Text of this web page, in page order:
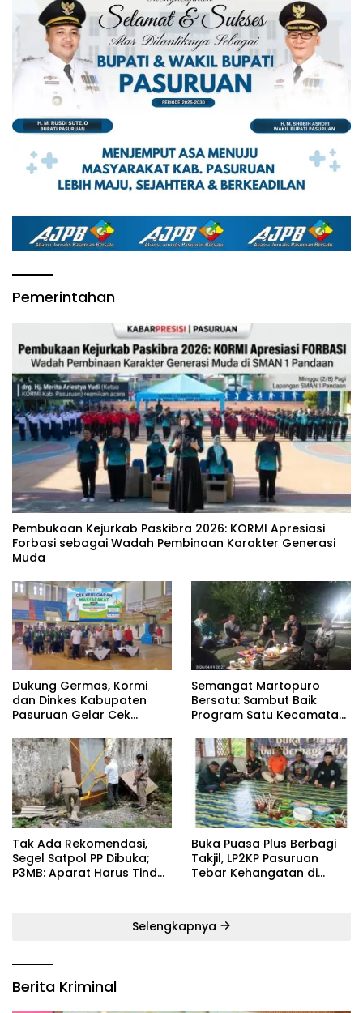
Pemerintahan
‎Pembukaan Kejurkab Paskibra 2026: KORMI Apresiasi
Forbasi sebagai Wadah Pembinaan Karakter Generasi
Muda
Dukung Germas, Kormi
dan Dinkes Kabupaten
Pasuruan Gelar Cek
Semangat Martopuro
Bersatu: Sambut Baik
Program Satu Kecamatan
Kebangkitan Persekabpas
‎Tak Ada Rekomendasi,
Segel Satpol PP Dibuka;
P3MB: Aparat Harus Tindak
‎Buka Puasa Plus Berbagi
Takjil, LP2KP Pasuruan
Tebar Kehangatan di
Selengkapnya
Berita Kriminal